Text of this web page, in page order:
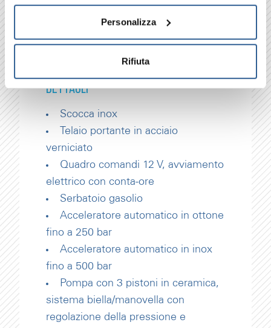
Personalizza
Rifiuta
Potenza motore:25.00/35.00 hp
0 Kg
Dimensioni:variabile in base al
modello di motore scelto cm
DETTAGLI
Scocca inox
Telaio portante in acciaio
verniciato
Quadro comandi 12 V, avviamento
elettrico con conta-ore
Serbatoio gasolio
Acceleratore automatico in ottone
fino a 250 bar
Acceleratore automatico in inox
fino a 500 bar
Pompa con 3 pistoni in ceramica,
sistema biella/manovella con
regolazione della pressione e